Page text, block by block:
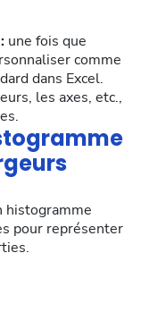
une fois que
comme
dans Excel.
les axes, etc.,
histogramme
pour représenter